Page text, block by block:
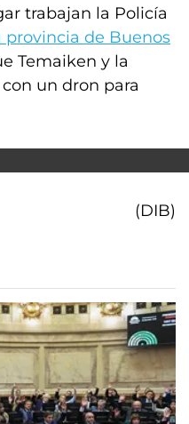
trabajan la Policía
provincia de Buenos
Temaiken y la
un dron para
(DIB)